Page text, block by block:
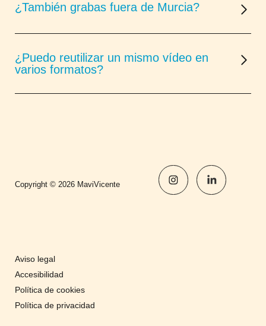
¿También grabas fuera de Murcia?
¿Puedo reutilizar un mismo vídeo en
varios formatos?
Copyright © 2026 MaviVicente
Aviso legal
Accesibilidad
Política de cookies
Política de privacidad